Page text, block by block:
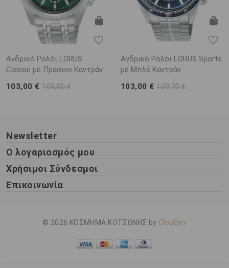
Ανδρικό Ρολόι LORUS
Classic με Πράσινο Καντράν
103,00 €109,00 €
Ανδρικό Ρολόι LORUS Sports
με Μπλέ Καντράν
103,00 €109,00 €
Newsletter
Ο λογαριασμός μου
Χρήσιμοι Σύνδεσμοι
Επικοινωνία
© 2026 ΚΟΣΜΗΜΑ ΚΟΤΣΩΝΗΣ by ClouDev